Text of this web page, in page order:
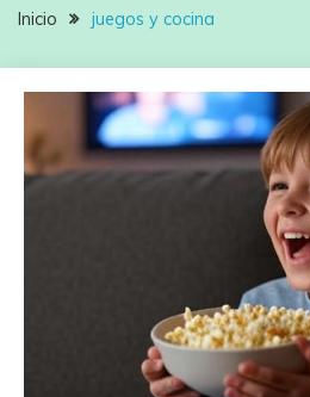
Inicio juegos y cocina